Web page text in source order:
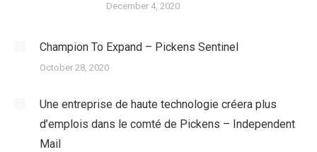
December 4, 2020
Champion To Expand – Pickens Sentinel
October 28, 2020
Une entreprise de haute technologie créera plus
d’emplois dans le comté de Pickens – Independent
Mail